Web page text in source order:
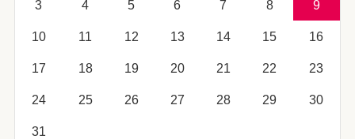
3 4 5 6 7 8 9
10 11 12 13 14 15 16
17 18 19 20 21 22 23
24 25 26 27 28 29 30
31